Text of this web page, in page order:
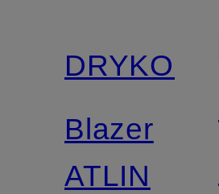
DRYKORN
Blazer
ATLIN